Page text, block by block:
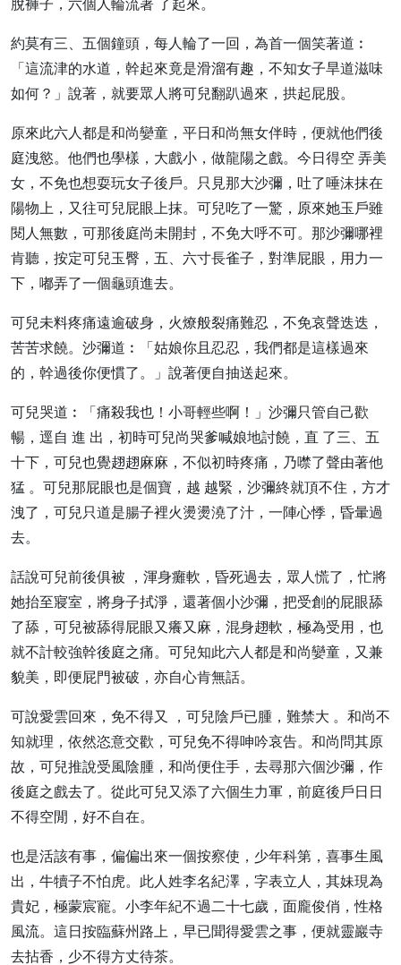
脫褲子，六個人輪流著 了起來。
約莫有三、五個鐘頭，每人輪了一回，為首一個笑著道︰
「這流津的水道，幹起來竟是滑溜有趣，不知女子旱道滋味
如何？」說著，就要眾人將可兒翻趴過來，拱起屁股。
原來此六人都是和尚孌童，平日和尚無女伴時，便就他們後
庭洩慾。他們也學樣，大戲小，做龍陽之戲。今日得空 弄美
女，不免也想耍玩女子後戶。只見那大沙彌，吐了唾沫抹在
陽物上，又往可兒屁眼上抹。可兒吃了一驚，原來她玉戶雖
閱人無數，可那後庭尚未開封，不免大呼不可。那沙彌哪裡
肯聽，按定可兒玉臀，五、六寸長雀子，對準屁眼，用力一
下，嘟弄了一個龜頭進去。
可兒未料疼痛遠逾破身，火燎般裂痛難忍，不免哀聲迭迭，
苦苦求饒。沙彌道︰「姑娘你且忍忍，我們都是這樣過來
的，幹過後你便慣了。」說著便自抽送起來。
可兒哭道︰「痛殺我也！小哥輕些啊！」沙彌只管自己歡
暢，逕自 進 出，初時可兒尚哭爹喊娘地討饒，直 了三、五
十下，可兒也覺趐趐麻麻，不似初時疼痛，乃噤了聲由著他
猛 。可兒那屁眼也是個寶，越 越緊，沙彌終就頂不住，方才
洩了，可兒只道是腸子裡火燙燙澆了汁，一陣心悸，昏暈過
去。
話說可兒前後俱被 ，渾身癱軟，昏死過去，眾人慌了，忙將
她抬至寢室，將身子拭淨，還著個小沙彌，把受創的屁眼舔
了舔，可兒被舔得屁眼又癢又麻，混身趐軟，極為受用，也
就不計較強幹後庭之痛。可兒知此六人都是和尚孌童，又兼
貌美，即便屁門被破，亦自心肯無話。
可說愛雲回來，免不得又 ，可兒陰戶已腫，難禁大 。和尚不
知就理，依然恣意交歡，可兒免不得呻吟哀告。和尚問其原
故，可兒推說受風陰腫，和尚便住手，去尋那六個沙彌，作
後庭之戲去了。從此可兒又添了六個生力軍，前庭後戶日日
不得空閒，好不自在。
也是活該有事，偏偏出來一個按察使，少年科第，喜事生風
出，牛犢子不怕虎。此人姓李名紀澤，字表立人，其妹現為
貴妃，極蒙宸寵。小李年紀不過二十七歲，面龐俊俏，性格
風流。這日按臨蘇州路上，早已聞得愛雲之事，便就靈巖寺
去拈香，少不得方丈待茶。